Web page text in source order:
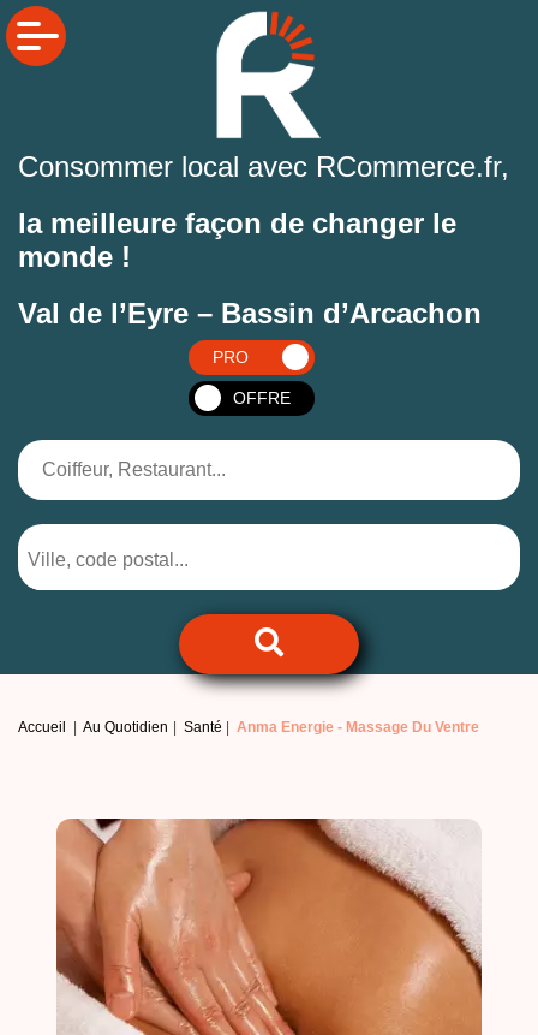
Consommer local avec RCommerce.fr,
la meilleure façon de changer le
monde !
Val de l’Eyre – Bassin d’Arcachon
PRO
OFFRE
Accueil Au Quotidien Santé Anma Energie - Massage Du Ventre